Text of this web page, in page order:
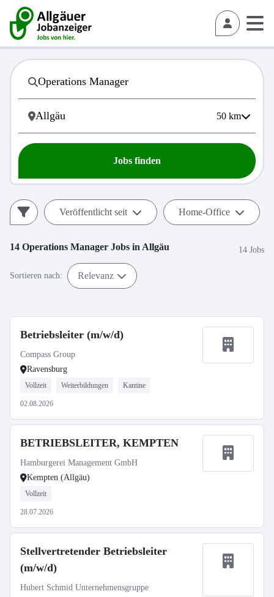
50 km
Jobs finden
Veröffentlicht seit Home-Office
14 Operations Manager Jobs in Allgäu 14 Jobs
Sortieren nach: Relevanz
Betriebsleiter (m/w/d)
Compass Group
Ravensburg
Vollzeit Weiterbildungen Kantine
02.08.2026
BETRIEBSLEITER, KEMPTEN
Hamburgerei Management GmbH
Kempten (Allgäu)
Vollzeit
28.07.2026
Stellvertretender Betriebsleiter
(m/w/d)
Hubert Schmid Unternehmensgruppe